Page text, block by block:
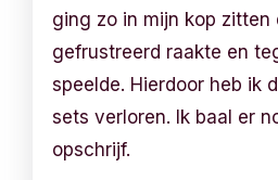
ging zo in mijn kop zitten
gefrustreerd raakte en
speelde. Hierdoor heb ik
sets verloren. Ik baal er
opschrijf.